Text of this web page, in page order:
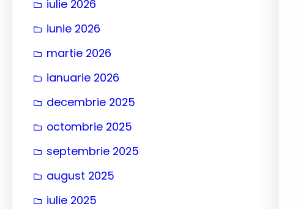
iulie 2026
iunie 2026
martie 2026
ianuarie 2026
decembrie 2025
octombrie 2025
septembrie 2025
august 2025
iulie 2025